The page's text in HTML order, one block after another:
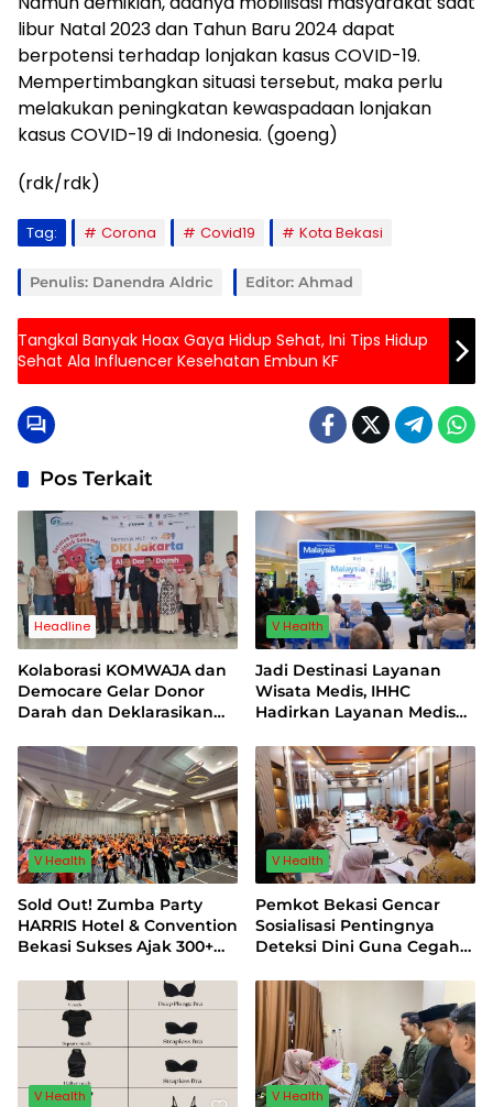
libur Natal 2023 dan Tahun Baru 2024 dapat
berpotensi terhadap lonjakan kasus COVID-19.
Mempertimbangkan situasi tersebut, maka perlu
melakukan peningkatan kewaspadaan lonjakan
kasus COVID-19 di Indonesia. (goeng)
(rdk/rdk)
Tag: Corona Covid19 Kota Bekasi
Penulis: Danendra Aldric Editor: Ahmad
Tangkal Banyak Hoax Gaya Hidup Sehat, Ini Tips Hidup
Sehat Ala Influencer Kesehatan Embun KF
Pos Terkait
Headline
Kolaborasi KOMWAJA dan
Democare Gelar Donor
Darah dan Deklarasikan
V Health
Jadi Destinasi Layanan
Wisata Medis, IHHC
Hadirkan Layanan Medis
Indonesia
V Health
Sold Out! Zumba Party
HARRIS Hotel & Convention
Bekasi Sukses Ajak 300+
Hidup “Living in Balance”
V Health
Pemkot Bekasi Gencar
Sosialisasi Pentingnya
Deteksi Dini Guna Cegah
V Health V Health